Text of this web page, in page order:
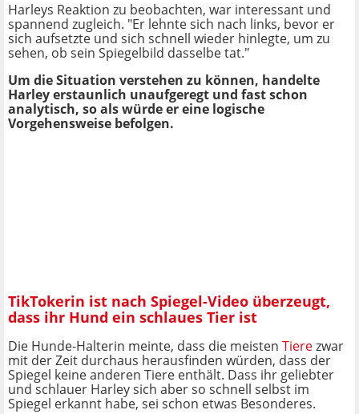
Harleys Reaktion zu beobachten, war interessant und
spannend zugleich. "Er lehnte sich nach links, bevor er
sich aufsetzte und sich schnell wieder hinlegte, um zu
sehen, ob sein Spiegelbild dasselbe tat."
Um die Situation verstehen zu können, handelte
Harley erstaunlich unaufgeregt und fast schon
analytisch, so als würde er eine logische
Vorgehensweise befolgen.
TikTokerin ist nach Spiegel-Video überzeugt,
dass ihr Hund ein schlaues Tier ist
Die Hunde-Halterin meinte, dass die meisten Tierezwar
mit der Zeit durchaus herausfinden würden, dass der
Spiegel keine anderen Tiere enthält. Dass ihr geliebter
und schlauer Harley sich aber so schnell selbst im
Spiegel erkannt habe, sei schon etwas Besonderes.